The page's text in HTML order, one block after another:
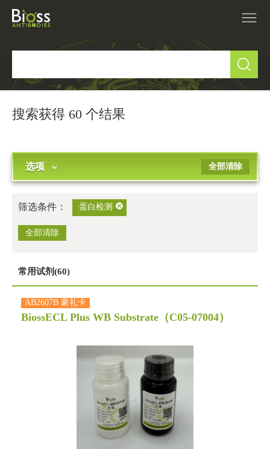
技术支持
搜索获得 60 个结果
选项 全部清除
筛选条件： 蛋白检测
全部清除
常用试剂(60)
AB2607B 豪礼卡
BiossECL Plus WB Substrate （C05-07004）